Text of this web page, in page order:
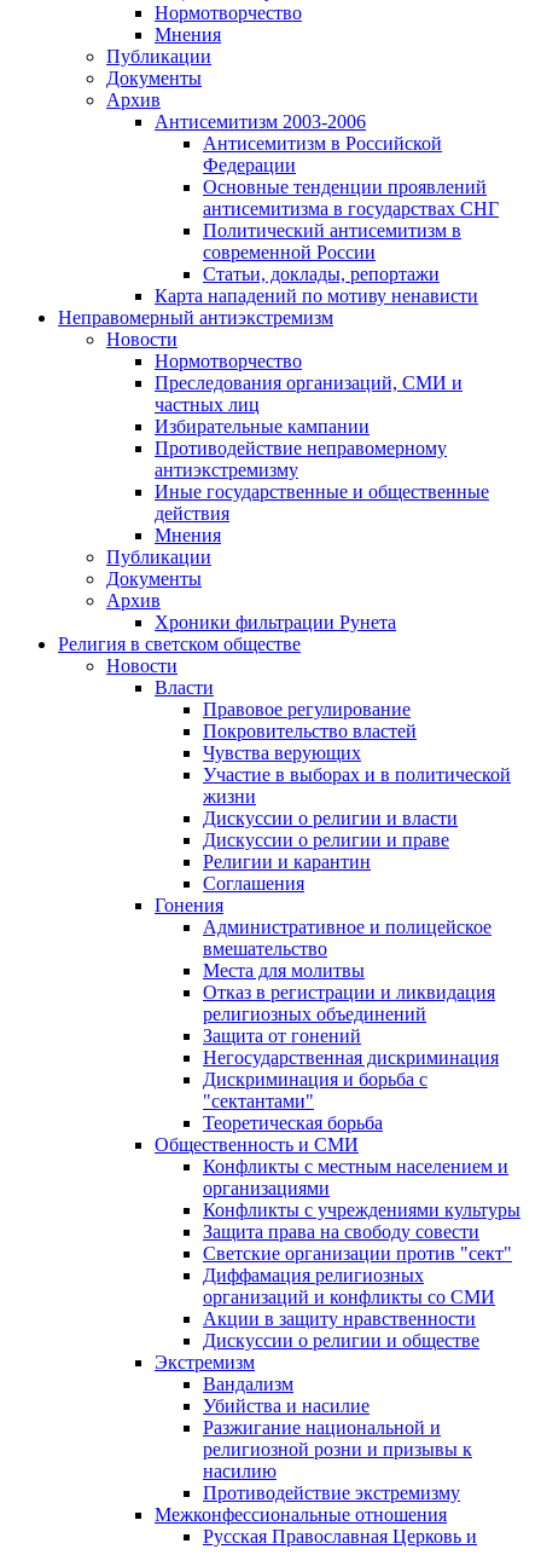
Нормотворчество
Мнения
Публикации
Документы
Архив
Антисемитизм 2003-2006
Антисемитизм в Российской
Федерации
Основные тенденции проявлений
антисемитизма в государствах СНГ
Политический антисемитизм в
современной России
Статьи, доклады, репортажи
Карта нападений по мотиву ненависти
Неправомерный антиэкстремизм
Новости
Нормотворчество
Преследования организаций, СМИ и
частных лиц
Избирательные кампании
Противодействие неправомерному
антиэкстремизму
Иные государственные и общественные
действия
Мнения
Публикации
Документы
Архив
Хроники фильтрации Рунета
Религия в светском обществе
Новости
Власти
Правовое регулирование
Покровительство властей
Чувства верующих
Участие в выборах и в политической
жизни
Дискуссии о религии и власти
Дискуссии о религии и праве
Религии и карантин
Соглашения
Гонения
Административное и полицейское
вмешательство
Места для молитвы
Отказ в регистрации и ликвидация
религиозных объединений
Защита от гонений
Негосударственная дискриминация
Дискриминация и борьба с
"сектантами"
Теоретическая борьба
Общественность и СМИ
Конфликты с местным населением и
организациями
Конфликты с учреждениями культуры
Защита права на свободу совести
Светские организации против "сект"
Диффамация религиозных
организаций и конфликты со СМИ
Акции в защиту нравственности
Дискуссии о религии и обществе
Экстремизм
Вандализм
Убийства и насилие
Разжигание национальной и
религиозной розни и призывы к
насилию
Противодействие экстремизму
Межконфессиональные отношения
Русская Православная Церковь и